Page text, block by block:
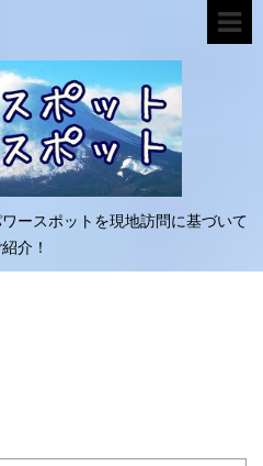
ースポットを現地訪問に基づいて
介！